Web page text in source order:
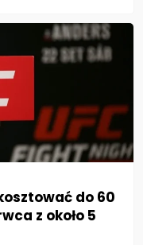
do 60
z około 5